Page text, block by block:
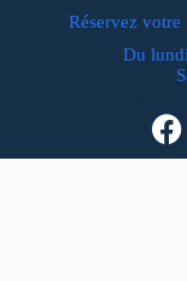
Réservez votre
Du